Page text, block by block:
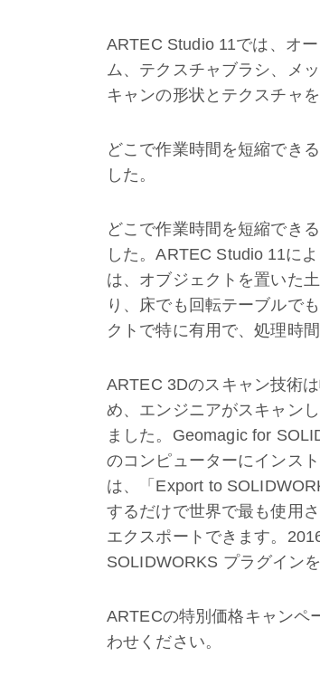
ARTEC Studio 11では、オ
ム、テクスチャブラシ、メ
キャンの形状とテクスチャ
どこで作業時間を短縮でき
した。
どこで作業時間を短縮でき
した。ARTEC Studio 11に
は、オブジェクトを置いた
り、床でも回転テーブルで
クトで特に有用で、処理時
ARTEC 3Dのスキャン技術
め、エンジニアがスキャン
ました。Geomagic for
のコンピューターにインス
は、「Export to
するだけで世界で最も使用
エクスポートできます。
SOLIDWORKS プラグイン
ARTECの特別価格キャンペ
わせください。